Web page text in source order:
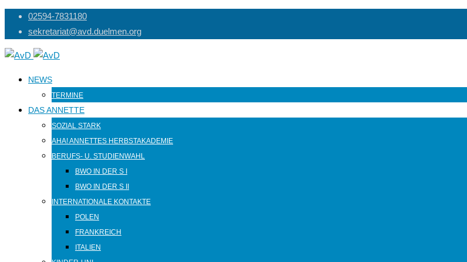
Skip
content
02594-7831180
sekretariat@avd.duelmen.org
NEWS
TERMINE
DAS ANNETTE
SOZIAL STARK
AHA! ANNETTES HERBSTAKADEMIE
BERUFS- U. STUDIENWAHL
BWO IN DER S I
BWO IN DER S II
INTERNATIONALE KONTAKTE
POLEN
FRANKREICH
ITALIEN